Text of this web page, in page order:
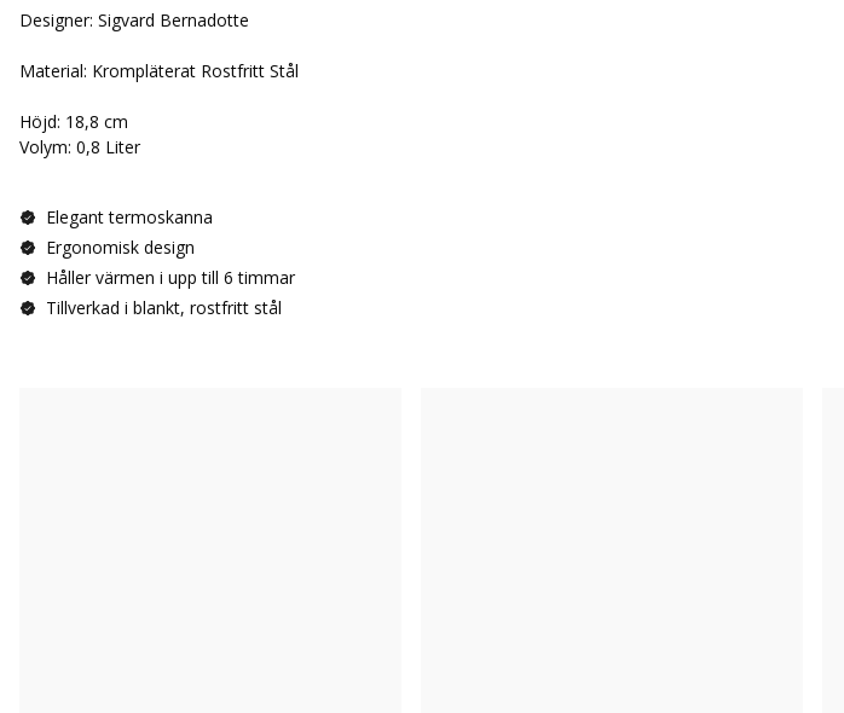
Designer: Sigvard Bernadotte
Material: Krompläterat Rostfritt Stål
Höjd: 18,8 cm
Volym: 0,8 Liter
Elegant termoskanna
Ergonomisk design
Håller värmen i upp till 6 timmar
Tillverkad i blankt, rostfritt stål